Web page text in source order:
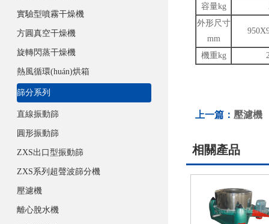
實驗型噴霧干燥機
方圓真空干燥機
旋轉閃蒸干燥機
熱風循環(huán)烘箱
篩分系列
直線振動篩
圓形振動篩
ZXS出口型振動篩
ZXS系列超聲波篩分機
壓濾機
離心脫水機
容量kg
外形尺寸
mm
機重kg
上一篇： 壓濾機
相關產品